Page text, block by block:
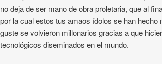
no deja de ser mano de obra proletaria, que al
por la cual estos tus amaos ídolos se han hecho
guste se volvieron millonarios gracias a que
tecnológicos diseminados en el mundo.